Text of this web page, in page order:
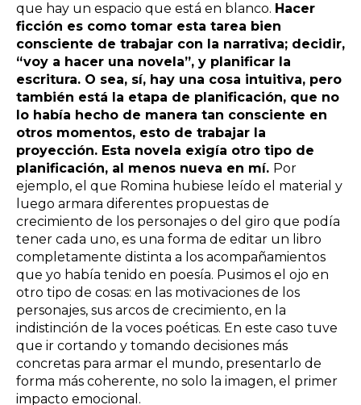
que hay un espacio que está en blanco. Hacer
ficción es como tomar esta tarea bien
consciente de trabajar con la narrativa; decidir,
“voy a hacer una novela”, y planificar la
escritura. O sea, sí, hay una cosa intuitiva, pero
también está la etapa de planificación, que no
lo había hecho de manera tan consciente en
otros momentos, esto de trabajar la
proyección. Esta novela exigía otro tipo de
planificación, al menos nueva en mí. Por
ejemplo, el que Romina hubiese leído el material y
luego armara diferentes propuestas de
crecimiento de los personajes o del giro que podía
tener cada uno, es una forma de editar un libro
completamente distinta a los acompañamientos
que yo había tenido en poesía. Pusimos el ojo en
otro tipo de cosas: en las motivaciones de los
personajes, sus arcos de crecimiento, en la
indistinción de la voces poéticas. En este caso tuve
que ir cortando y tomando decisiones más
concretas para armar el mundo, presentarlo de
forma más coherente, no solo la imagen, el primer
impacto emocional.